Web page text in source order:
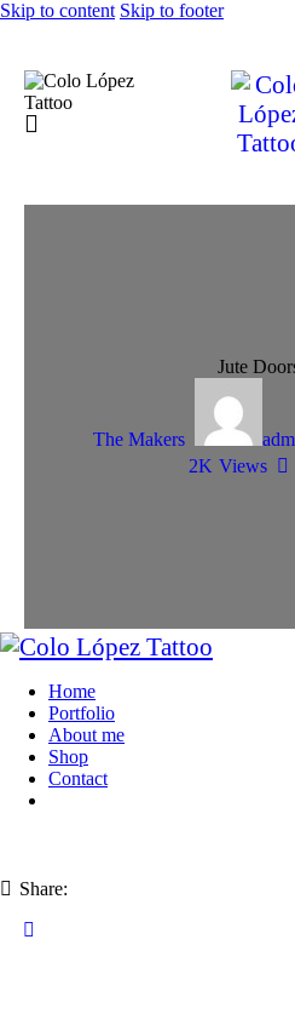
Skip to content Skip to footer
Jute
The Makers
2K Views
Home
Portfolio
About me
Shop
Contact
Share: